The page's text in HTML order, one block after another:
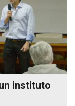
instituto